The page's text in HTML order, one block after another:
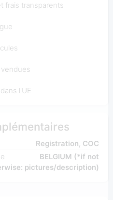
frais transparents
l'UE
Registration, COC
BELGIUM (*if not
pictures/description)